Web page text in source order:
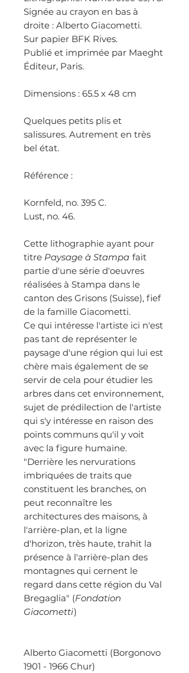
Signée au crayon en bas à
droite : Alberto Giacometti.
Sur papier BFK Rives.
Publié et imprimée par Maeght
Éditeur, Paris.
Dimensions : 65.5 x 48 cm
Quelques petits plis et
salissures. Autrement en très
bel état.
Référence :
Kornfeld, no. 395 C.
Lust, no. 46.
Cette lithographie ayant pour
titre Paysage à Stampa fait
partie d'une série d'oeuvres
réalisées à Stampa dans le
canton des Grisons (Suisse), fief
de la famille Giacometti.
Ce qui intéresse l'artiste ici n'est
pas tant de représenter le
paysage d'une région qui lui est
chère mais également de se
servir de cela pour étudier les
arbres dans cet environnement,
sujet de prédilection de l'artiste
qui s'y intéresse en raison des
points communs qu'il y voit
avec la figure humaine.
"Derrière les nervurations
imbriquées de traits que
constituent les branches, on
peut reconnaître les
architectures des maisons, à
l'arrière-plan, et la ligne
d'horizon, très haute, trahit la
présence à l'arrière-plan des
montagnes qui cernent le
regard dans cette région du Val
Bregaglia" (Fondation
Giacometti)
Alberto Giacometti (Borgonovo
1901 - 1966 Chur)